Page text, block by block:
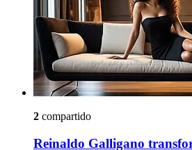
2 compartido
Reinaldo Galligano